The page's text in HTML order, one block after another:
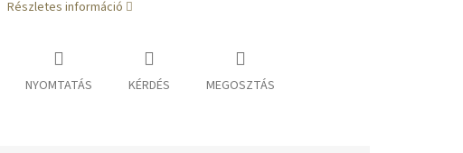
Részletes információ
NYOMTATÁS KÉRDÉS MEGOSZTÁS